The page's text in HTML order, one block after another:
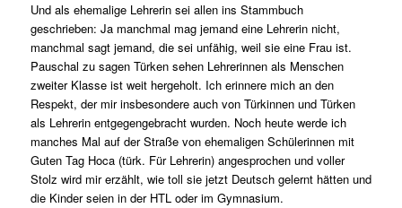
Und als ehemalige Lehrerin sei allen ins Stammbuch
geschrieben: Ja manchmal mag jemand eine Lehrerin nicht,
manchmal sagt jemand, die sei unfähig, weil sie eine Frau ist.
Pauschal zu sagen Türken sehen Lehrerinnen als Menschen
zweiter Klasse ist weit hergeholt. Ich erinnere mich an den
Respekt, der mir insbesondere auch von Türkinnen und Türken
als Lehrerin entgegengebracht wurden. Noch heute werde ich
manches Mal auf der Straße von ehemaligen Schülerinnen mit
Guten Tag Hoca (türk. Für Lehrerin) angesprochen und voller
Stolz wird mir erzählt, wie toll sie jetzt Deutsch gelernt hätten und
die Kinder seien in der HTL oder im Gymnasium.